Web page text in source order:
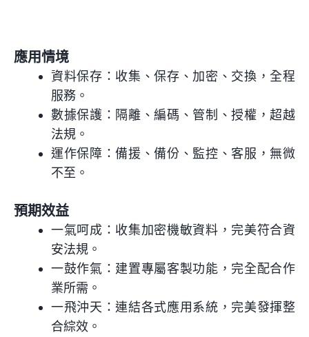
應用情境
資料保存：收集、保存、加密、交換，全程
服務。
數據保護：隔離、編碼、管制、授權，超越
法規。
運作保障：備援、備份、監控、客服，無微
不至。
預期效益
一氣呵成：收集加密機敏資料，完美符合資
安法規。
一鼓作氣：建置專屬客製功能，完全配合作
業所需。
一飛沖天：連結各式應用系統，完美發揮整
合綜效。